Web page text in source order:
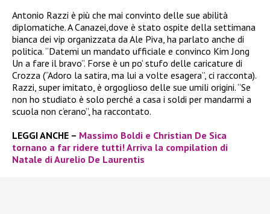
Antonio Razzi è più che mai convinto delle sue abilità
diplomatiche. A Canazei,dove è stato ospite della settimana
bianca dei vip organizzata da Ale Piva, ha parlato anche di
politica. “Datemi un mandato ufficiale e convinco Kim Jong
Un a fare il bravo”. Forse è un po’ stufo delle caricature di
Crozza (“Adoro la satira, ma lui a volte esagera”, ci racconta).
Razzi, super imitato, è orgoglioso delle sue umili origini. “Se
non ho studiato è solo perché a casa i soldi per mandarmi a
scuola non c’erano”, ha raccontato.
LEGGI ANCHE – Massimo Boldi e Christian De Sica
tornano a far ridere tutti! Arriva la compilation di
Natale di Aurelio De Laurentis